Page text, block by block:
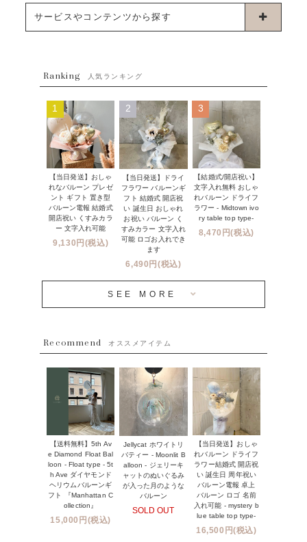
ブーケタイプバルーン
ムーンリットバルーン
コンフェッティバルーン
フリンジバルーン
デコレーションセット
プロップスバルーン
オプション
成人式・卒業式・入学式バルーンブーケ
お誕生日
開店・周年祝い
発表会・劇場
その他お祝い
クリスマス
新商品
~３０００円
~５５００円
１１０００円以上
NEW YORK MIND - ニューヨークスタイルバルーン
※コンフェッティバルーン -プリント内容-
サービスやコンテンツから探す
発送について
Q&A
メッセージカード・電報について
オーダーメイドについて
セミオーダーについて
フリンジバルーンについて
コンフェッティバルーンについて
ハワイウェディングサービス
企業・法人様
ウェディングコンフェッティバルーン特集
実店舗について -大阪 堀江店・名古屋 星ヶ丘店・滋賀 配送
センター店・沖縄 嘉手納基地店-
プリントサービス
前撮り写真バルーン特集
姉妹店＆関連ショップについて
Ranking 人気ランキング
1
【当日発送】おしゃ
れなバルーン プレゼ
ント ギフト 置き型
バルーン電報 結婚式
開店祝い くすみカラ
ー 文字入れ可能
9,130円(税込)
2
【当日発送】ドライ
フラワー バルーンギ
フト 結婚式 開店祝
い 誕生日 おしゃれ
お祝い バルーン く
すみカラー 文字入れ
可能 ロゴお入れでき
ます
6,490円(税込)
3
【結婚式/開店祝い】
文字入れ無料 おしゃ
れバルーン ドライフ
ラワー - Midtown ivo
ry table top type-
8,470円(税込)
SEE MORE
Recommend オススメアイテム
【送料無料】5th Av
e Diamond Float Bal
loon - Float type - 5t
h Ave ダイヤモンド
ヘリウムバルーンギ
フト 『Manhattan C
ollection』
15,000円(税込)
Jellycat ホワイトリ
バティー - Moonlit B
alloon - ジェリーキ
ャットのぬいぐるみ
が入った月のような
バルーン
SOLD OUT
【当日発送】おしゃ
れバルーン ドライフ
ラワー結婚式 開店祝
い 誕生日 周年祝い
バルーン電報 卓上
バルーン ロゴ 名前
入れ可能 - mystery b
lue table top type-
16,500円(税込)